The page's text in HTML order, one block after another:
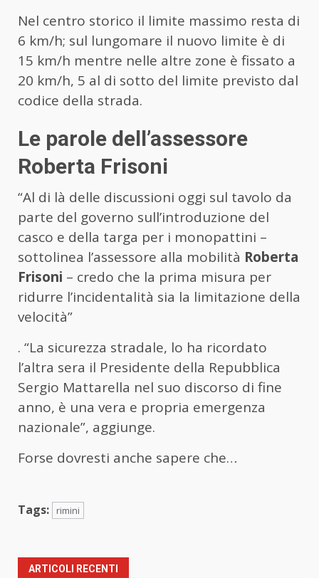
Nel centro storico il limite massimo resta di
6 km/h; sul lungomare il nuovo limite è di
15 km/h mentre nelle altre zone è fissato a
20 km/h, 5 al di sotto del limite previsto dal
codice della strada.
Le parole dell’assessore
Roberta Frisoni
“Al di là delle discussioni oggi sul tavolo da
parte del governo sull’introduzione del
casco e della targa per i monopattini –
sottolinea l’assessore alla mobilità Roberta
Frisoni – credo che la prima misura per
ridurre l’incidentalità sia la limitazione della
velocità”
. “La sicurezza stradale, lo ha ricordato
l’altra sera il Presidente della Repubblica
Sergio Mattarella nel suo discorso di fine
anno, è una vera e propria emergenza
nazionale”, aggiunge.
Forse dovresti anche sapere che…
Tags: rimini
ARTICOLI RECENTI